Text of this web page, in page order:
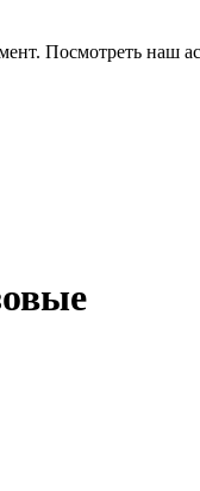
Посмотреть наш